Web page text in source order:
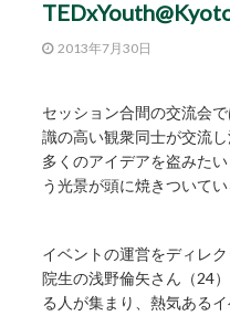
2013年7月30日
セッション合間の交流会
識の高い観衆同士が交流
多くのアイデアを盗みた
う光景が頭に焼きついてい
イベントの運営をディレ
院生の浅野倫矢さん（24
る人が集まり、熱気ある